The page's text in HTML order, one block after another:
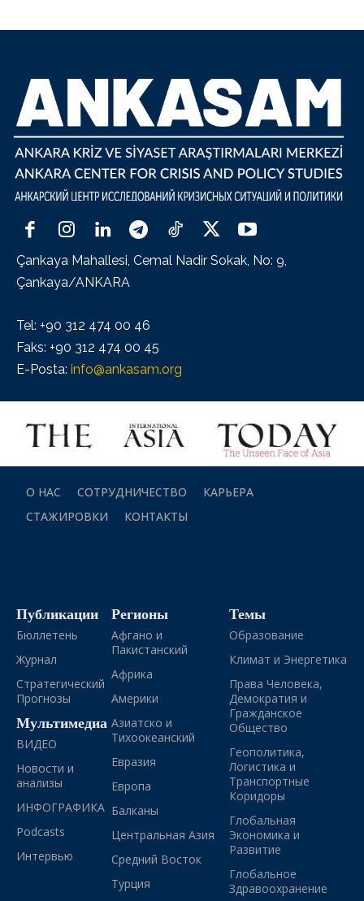
Çankaya Mahallesi, Cemal Nadir Sokak, No: 9,
Çankaya/ANKARA
Tel: +90 312 474 00 46
Faks: +90 312 474 00 45
E-Posta: info@ankasam.org
О НАС СОТРУДНИЧЕСТВО
КАРЬЕРА
СТАЖИРОВКИ
КОНТАКТЫ
Публикации
Бюллетень
Журнал
Стратегический
Прогнозы
Мультимедиа
ВИДЕО
Новости и
анализы
ИНФОГРАФИКА
Podcasts
Интервью
Регионы
Афгано и
Пакистанский
Африка
Америки
Азиатско и
Тихоокеанский
Евразия
Европа
Балканы
Центральная Азия
Средний Восток
Турция
Темы
Образование
Климат и Энергетика
Права Человека,
Демократия и
Гражданское
Общество
Геополитика,
Логистика и
Транспортные
Коридоры
Глобальная
Экономика и
Развитие
Глобальное
Здравоохранение